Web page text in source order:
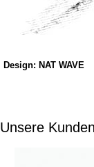
Design: NAT WAVE
Unsere